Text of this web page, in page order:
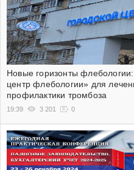
Новые горизонты
центр флебологии» для
профилактики тромбоза
19:39 3 201 0